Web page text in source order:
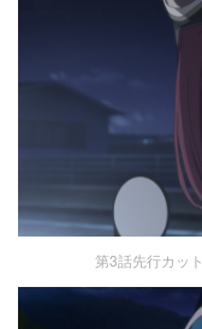
第3話先行カッ